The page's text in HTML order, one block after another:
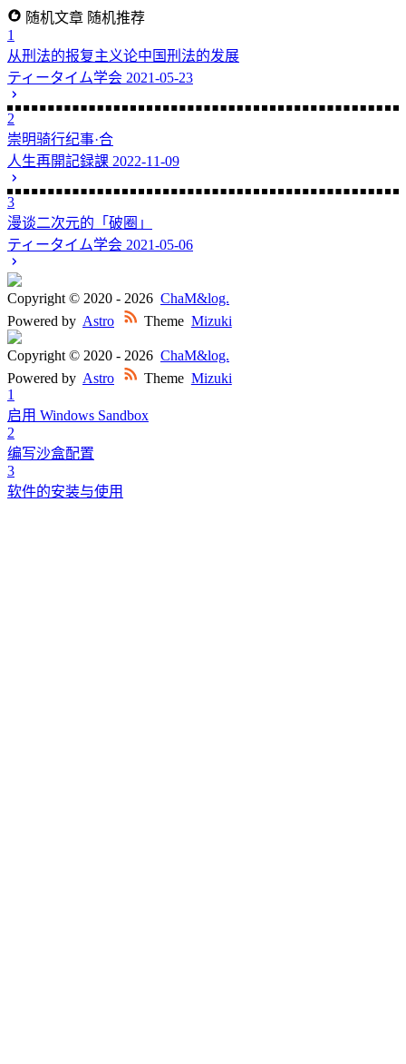
随机文章 随机推荐
1
从刑法的报复主义论中国刑法的发展
ティータイム学会 2021-05-23
2
崇明骑行纪事·合
人生再開記録課 2022-11-09
3
漫谈二次元的「破圈」
ティータイム学会 2021-05-06
Copyright © 2020 - 2026 ChaM&log.
Powered by Astro Theme Mizuki
Copyright © 2020 - 2026 ChaM&log.
Powered by Astro Theme Mizuki
1
启用 Windows Sandbox
2
编写沙盒配置
3
软件的安装与使用